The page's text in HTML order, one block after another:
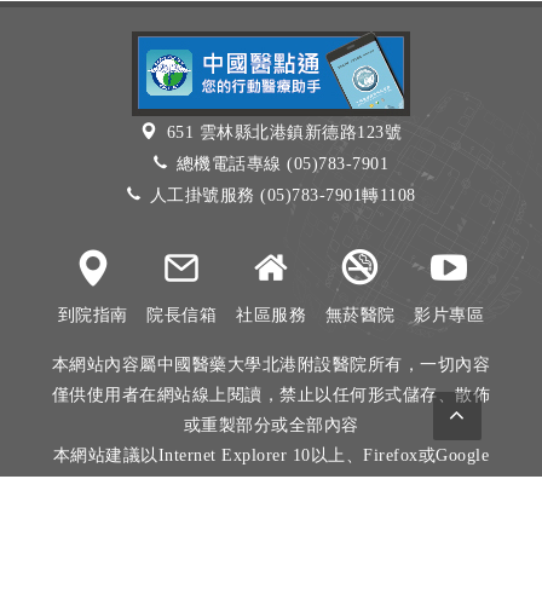
651 雲林縣北港鎮新德路123號
總機電話專線 (05)783-7901
人工掛號服務 (05)783-7901轉1108
到院指南 院長信箱 社區服務 無菸醫院 影片專區
本網站內容屬中國醫藥大學北港附設醫院所有，一切內容
僅供使用者在網站線上閱讀，禁止以任何形式儲存、散佈
或重製部分或全部內容
本網站建議以Internet Explorer 10以上、Firefox或Google